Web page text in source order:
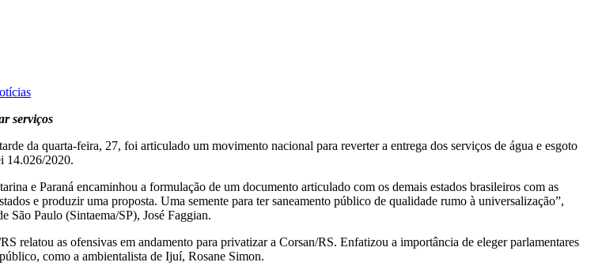
serviços
da quarta-feira, 27, foi articulado um movimento nacional para reverter a entrega dos serviços de água e esgoto
14.026/2020.
e Paraná encaminhou a formulação de um documento articulado com os demais estados brasileiros com as
e produzir uma proposta. Uma semente para ter saneamento público de qualidade rumo à universalização”,
São Paulo (Sintaema/SP), José Faggian.
relatou as ofensivas em andamento para privatizar a Corsan/RS. Enfatizou a importância de eleger parlamentares
como a ambientalista de Ijuí, Rosane Simon.